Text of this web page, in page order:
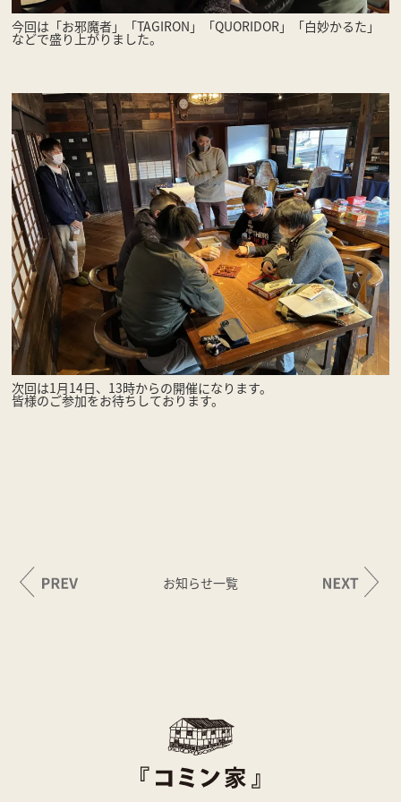
今回は「お邪魔者」「TAGIRON」「QUORIDOR」「白妙かるた」
などで盛り上がりました。
次回は1月14日、13時からの開催になります。
皆様のご参加をお待ちしております。
お知らせ一覧